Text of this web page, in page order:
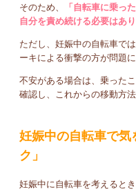
そのため、
「自転車に乗っ
自分を責め続ける必要はあり
ただし、妊娠中の自転車で
ーキによる衝撃の方が問題
不安がある場合は、乗った
確認し、これからの移動方
妊娠中の自転車で気
ク」
妊娠中に自転車を考えると